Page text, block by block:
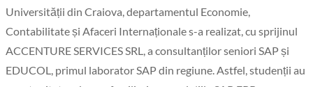
Universității din Craiova, departamentul Economie,
Contabilitate și Afaceri Internaționale s-a realizat, cu sprijinul
ACCENTURE SERVICES SRL, a consultanților seniori SAP și
EDUCOL, primul laborator SAP din regiune. Astfel, studenții au